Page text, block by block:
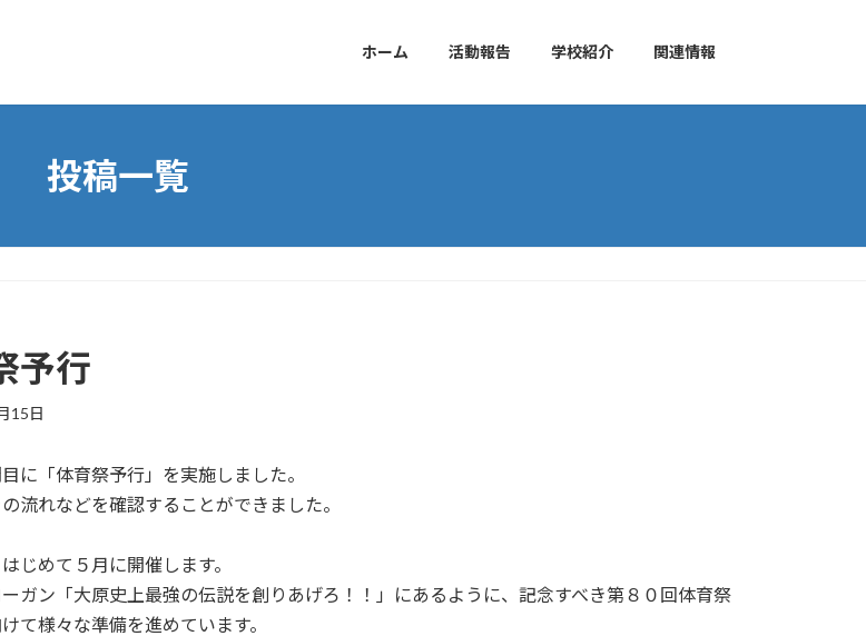
ホーム 活動報告 学校紹介 関連情報
投稿一覧
予行
15日
に「体育祭予行」を実施しました。
流れなどを確認することができました。
じめて５月に開催します。
ガン「大原史上最強の伝説を創りあげろ！！」にあるように、記念すべき第８０回体育祭
て様々な準備を進めています。